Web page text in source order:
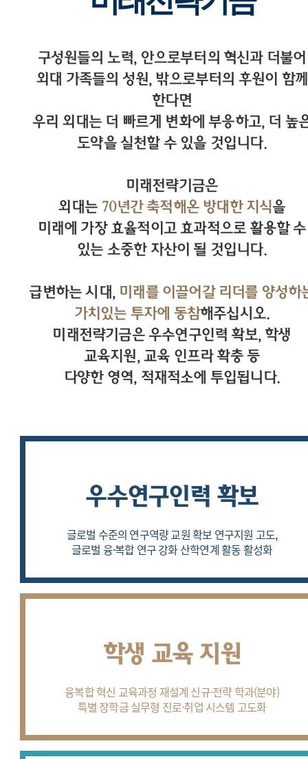
구성원들의 노력, 안으로부터의 혁신과 더불어
외대 가족들의 성원, 밖으로부터의 후원이 함께
한다면
우리 외대는 더 빠르게 변화에 부응하고, 더 높
도약을 실천할 수 있을 것입니다.
미래전략기금은
외대는 70년간 축적해온 방대한 지식을
미래에 가장 효율적이고 효과적으로 활용할 수
있는 소중한 자산이 될 것입니다.
급변하는 시대, 미래를 이끌어갈 리더를 양성하
가치있는 투자에 동참해주십시오.
미래전략기금은 우수연구인력 확보, 학생
교육지원, 교육 인프라 확충 등
다양한 영역, 적재적소에 투입됩니다.
우수연구인력 확보
글로벌 수준의 연구역량 교원 확보 연구지원 고도,
글로벌 융·복합 연구 강화산학연계 활동 활성화
학생 교육 지원
융복합 혁신 교육과정 재설계 신규·전략 학과(분야)
특별 장학금실무형 진로·취업 시스템 고도화